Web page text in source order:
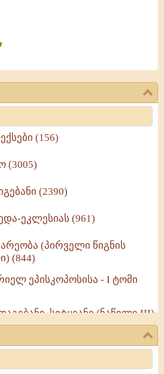
(156)
(3005)
(2390)
ეკლესიას (961)
(პირველი წიგნის
(844)
ეპისკოპოსისა - I ტომი
სიტყვანი (ნაწილი III)
სასარგებლო რჩევები